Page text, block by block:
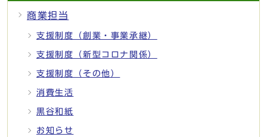
商業担当
支援制度（創業・事業承継）
支援制度（新型コロナ関係）
支援制度（その他）
消費生活
黒谷和紙
お知らせ